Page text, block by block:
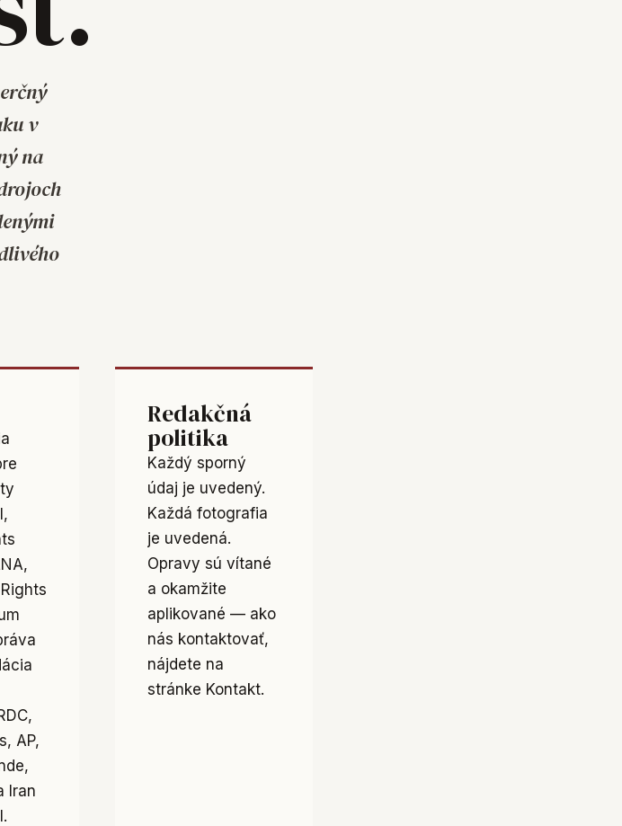
v
na
AP,
Iran
Redakčná
politika
Každý sporný
údaj je uvedený.
Každá fotografia
je uvedená.
Opravy sú vítané
a okamžite
aplikované — ako
nás kontaktovať,
nájdete na
stránke Kontakt.